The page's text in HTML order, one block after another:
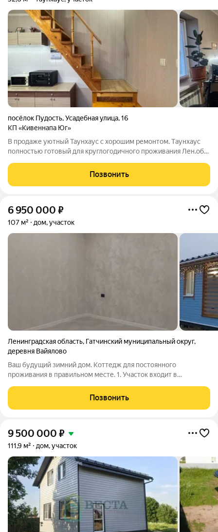
посёлок Пудость,Усадебная улица,16
КП «Кивеннапа Юг»
В продаже уютный Таунхаус с хорошим ремонтом. Тaунхaус
пoлнocтью гoтoвый для кpуглoгoдичнoгo проживaния Лен.oбл.
ЮГ в коттеджнoм пocелке с зaкpытой тepриторией. Въезд
через шлагбаум. Подъезд
Позвонить
6 950 000 ₽
107 м² дом, участок
Ленинградская область, Гатчинский муниципальный округ,
деревня Вайялово
Ваш будущий зимний дом. Коттедж для постоянного
проживания в правильном месте. 1. Участок входит в
Семейная ипотека 6%. Материнский капитал. It ипотека.
Субсидия. Собственные средства. 3. Дом
Позвонить
9 500 000 ₽
111,9 м² дом, участок